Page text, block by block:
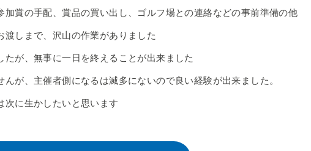
賞の手配、賞品の買い出し、ゴルフ場との連絡などの事前準備の他
しまで、沢山の作業がありました
が、無事に一日を終えることが出来ました
が、主催者側になるは滅多にないので良い経験が出来ました。
次に生かしたいと思います